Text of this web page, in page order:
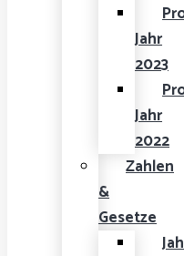
Jahr
2023
Jahr
2022
Zahlen
&
Gesetze